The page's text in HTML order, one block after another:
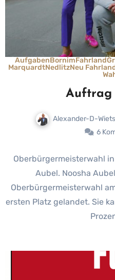
AufgabenBornimFahrland
MarquardtNedlitzNeu
Auftrag
Alexander-D-
6
Oberbürgermeisterwahl
Aubel. Noosha
Oberbürgermeisterwahl
ersten Platz gelandet. Sie